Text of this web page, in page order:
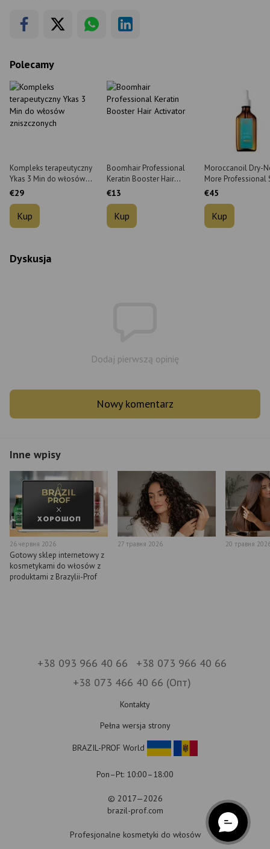
Polecamy
Kompleks terapeutyczny
Ykas 3 Min do włosów
zniszczonych 300 ml
€29
Kup
Boomhair Professional
Keratin Booster Hair
Activator 30 ml
€13
Kup
Moroccanoil Dry-
More Professional
Treatment do
€45
Kup
Dyskusja
Dodaj pierwszą opinię
Nowy komentarz
Inne wpisy
26 червня 2026
Gotowy sklep internetowy z
kosmetykami do włosów z
produktami z Brazylii-Prof
27 травня 2026 20 травня
+38 093 966 40 66
+38 073 966 40 66
+38 073 466 40 66 (Опт)
Kontakty
Pełna wersja strony
BRAZIL-PROF World
Pon–Pt: 10:00–18:00
© 2017—2026
brazil-prof.com
Profesjonalne kosmetyki do włosów